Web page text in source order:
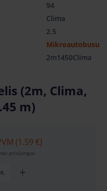
94
Clima
2.5
Mikroautobusu
2m1450Clima
(2m, Clima,
m)
(1.59 €)
prisijungus